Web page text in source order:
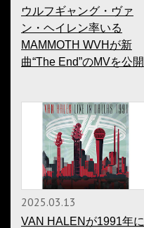
ウルフギャング・ヴァ
ン・ヘイレン率いる
MAMMOTH WVHが新
曲“The End”のMVを公開
2025.03.13
VAN HALENが1991年に